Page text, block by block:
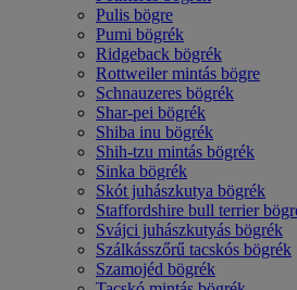
Pulis bögre
Pumi bögrék
Ridgeback bögrék
Rottweiler mintás bögre
Schnauzeres bögrék
Shar-pei bögrék
Shiba inu bögrék
Shih-tzu mintás bögrék
Sinka bögrék
Skót juhászkutya bögrék
Staffordshire bull terrier
Svájci juhászkutyás bögrék
Szálkásszőrű tacskós bögrék
Szamojéd bögrék